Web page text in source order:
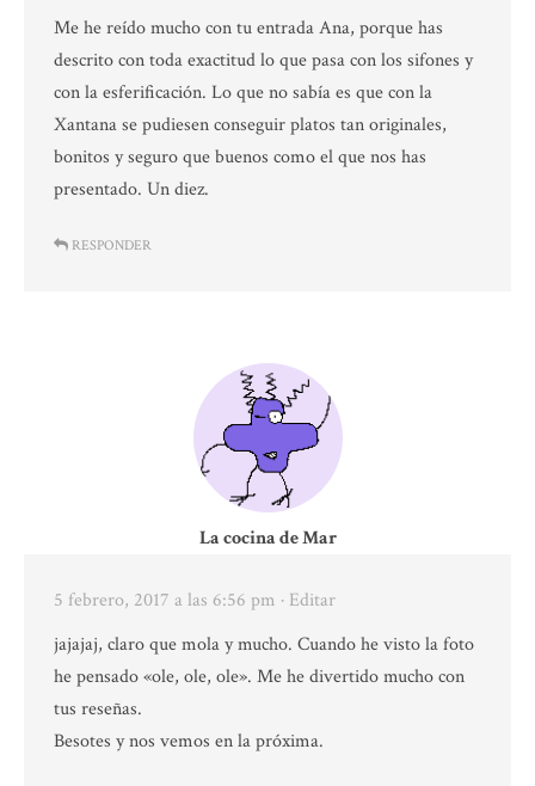
Me he reído mucho con tu entrada Ana, porque has
descrito con toda exactitud lo que pasa con los sifones y
con la esferificación. Lo que no sabía es que con la
Xantana se pudiesen conseguir platos tan originales,
bonitos y seguro que buenos como el que nos has
presentado. Un diez.
RESPONDER
La cocina de Mar
5 febrero, 2017 a las 6:56 pm · Editar
jajajaj, claro que mola y mucho. Cuando he visto la foto
he pensado «ole, ole, ole». Me he divertido mucho con
tus reseñas.
Besotes y nos vemos en la próxima.